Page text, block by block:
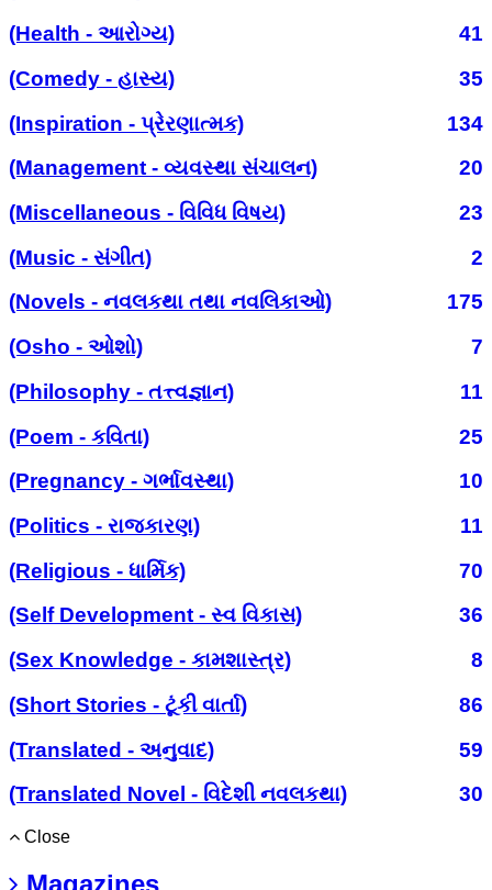
(Health - આરોગ્ય)
41
(Comedy - હાસ્ય)
35
(Inspiration - પ્રેરણાત્મક)
134
(Management - વ્યવસ્થા સંચાલન)
20
(Miscellaneous - વિવિધ વિષય)
23
(Music - સંગીત)
2
(Novels - નવલકથા તથા નવલિકાઓ)
175
(Osho - ઓશો)
7
(Philosophy - તત્ત્વજ્ઞાન)
11
(Poem - કવિતા)
25
(Pregnancy - ગર્ભાવસ્થા)
10
(Politics - રાજકારણ)
11
(Religious - ધાર્મિક)
70
(Self Development - સ્વ વિકાસ)
36
(Sex Knowledge - કામશાસ્ત્ર)
8
(Short Stories - ટૂંકી વાર્તા)
86
(Translated - અનુવાદ)
59
(Translated Novel - વિદેશી નવલકથા)
30
Close
Magazines